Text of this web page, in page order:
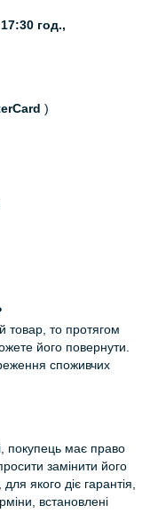
год.,
)
товар, то протягом
його повернути.
споживчих
покупець має право
замінити його
якого діє гарантія,
встановлені